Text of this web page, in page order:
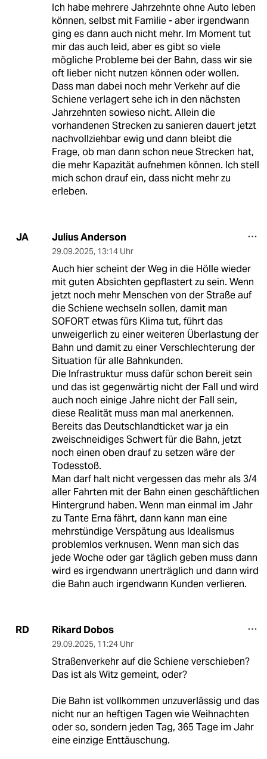
Ich habe mehrere Jahrzehnte ohne Auto leben
können, selbst mit Familie - aber irgendwann
ging es dann auch nicht mehr. Im Moment tut
mir das auch leid, aber es gibt so viele
mögliche Probleme bei der Bahn, dass wir sie
oft lieber nicht nutzen können oder wollen.
Dass man dabei noch mehr Verkehr auf die
Schiene verlagert sehe ich in den nächsten
Jahrzehnten sowieso nicht. Allein die
vorhandenen Strecken zu sanieren dauert jetzt
nachvollziehbar ewig und dann bleibt die
Frage, ob man dann schon neue Strecken hat,
die mehr Kapazität aufnehmen können. Ich stell
mich schon drauf ein, dass nicht mehr zu
erleben.
JA Julius Anderson
29.09.2025, 13:14 Uhr
Auch hier scheint der Weg in die Hölle wieder
mit guten Absichten gepflastert zu sein. Wenn
jetzt noch mehr Menschen von der Straße auf
die Schiene wechseln sollen, damit man
SOFORT etwas fürs Klima tut, führt das
unweigerlich zu einer weiteren Überlastung der
Bahn und damit zu einer Verschlechterung der
Situation für alle Bahnkunden.
Die Infrastruktur muss dafür schon bereit sein
und das ist gegenwärtig nicht der Fall und wird
auch noch einige Jahre nicht der Fall sein,
diese Realität muss man mal anerkennen.
Bereits das Deutschlandticket war ja ein
zweischneidiges Schwert für die Bahn, jetzt
noch einen oben drauf zu setzen wäre der
Todesstoß.
Man darf halt nicht vergessen das mehr als 3/4
aller Fahrten mit der Bahn einen geschäftlichen
Hintergrund haben. Wenn man einmal im Jahr
zu Tante Erna fährt, dann kann man eine
mehrstündige Verspätung aus Idealismus
problemlos verknusen. Wenn man sich das
jede Woche oder gar täglich geben muss dann
wird es irgendwann unerträglich und dann wird
die Bahn auch irgendwann Kunden verlieren.
RD Rikard Dobos
29.09.2025, 11:24 Uhr
Straßenverkehr auf die Schiene verschieben?
Das ist als Witz gemeint, oder?
Die Bahn ist vollkommen unzuverlässig und das
nicht nur an heftigen Tagen wie Weihnachten
oder so, sondern jeden Tag, 365 Tage im Jahr
eine einzige Enttäuschung.